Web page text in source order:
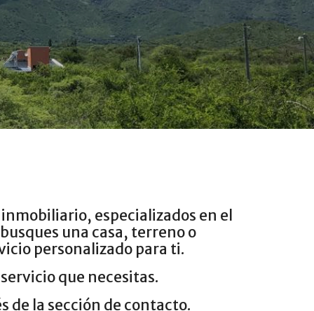
especializados en el
una casa, terreno o
personalizado para ti.
que necesitas.
de la sección de contacto.